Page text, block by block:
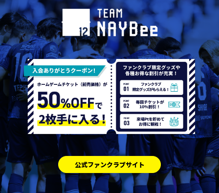
公式ファンクラブサイト